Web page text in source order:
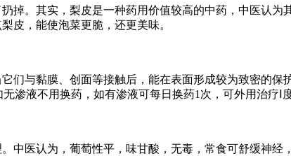
。其实，梨皮是一种药用价值较高的中药，中医认为
皮，能使泡菜更脆，还更美味。
与黏膜、创面等接触后，能在表面形成较为致密的保
渗液不用换药，如有渗液可每日换药1次，可外用治疗Ⅰ
医认为，葡萄性平，味甘酸，无毒，常食可舒缓神经